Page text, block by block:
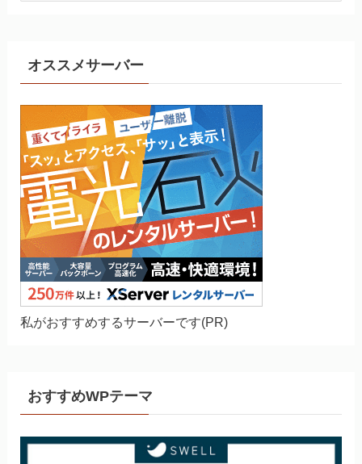
オススメサーバー
私がおすすめするサーバーです(PR)
おすすめWPテーマ